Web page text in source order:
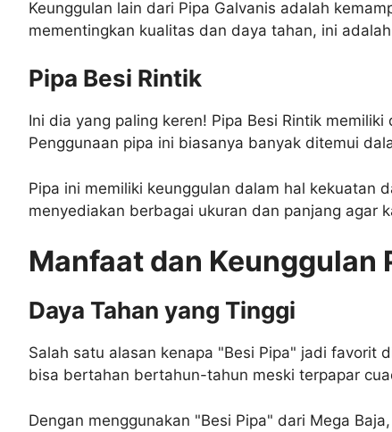
Keunggulan lain dari Pipa Galvanis adalah
mementingkan kualitas dan daya tahan, ini
Pipa Besi Rintik
Ini dia yang paling keren! Pipa Besi Rintik
Penggunaan pipa ini biasanya banyak ditemui
Pipa ini memiliki keunggulan dalam hal kekuatan
menyediakan berbagai ukuran dan panjang agar
Manfaat dan Keunggulan
Daya Tahan yang Tinggi
Salah satu alasan kenapa "Besi Pipa" jadi favorit
bisa bertahan bertahun-tahun meski terpapar
Dengan menggunakan "Besi Pipa" dari Mega